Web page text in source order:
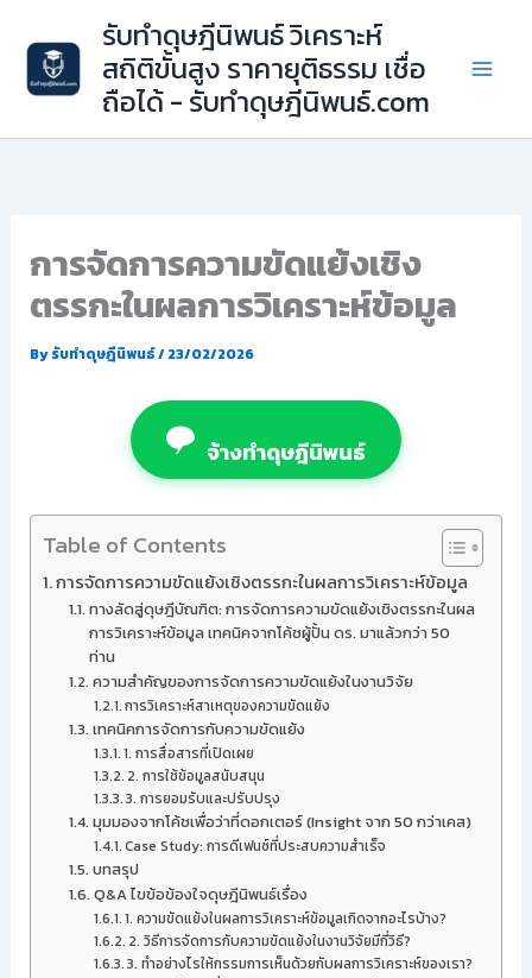
content
รับทำดุษฎีนิพนธ์ วิเคราะห์
สถิติขั้นสูง ราคายุติธรรม เชื่อ
ถือได้ - รับทำดุษฎีนิพนธ์.com
การจัดการความขัดแย้งเชิง
ตรรกะในผลการวิเคราะห์ข้อมูล
Byรับทำดุษฎีนิพนธ์/23/02/2026
จ้างทำดุษฎีนิพนธ์
Table of Contents
การจัดการความขัดแย้งเชิงตรรกะในผลการวิเคราะห์ข้อมูล
ทางลัดสู่ดุษฎีบัณฑิต: การจัดการความขัดแย้งเชิงตรรกะในผล
การวิเคราะห์ข้อมูล เทคนิคจากโค้ชผู้ปั้น ดร. มาแล้วกว่า 50
ท่าน
ความสำคัญของการจัดการความขัดแย้งในงานวิจัย
การวิเคราะห์สาเหตุของความขัดแย้ง
เทคนิคการจัดการกับความขัดแย้ง
1. การสื่อสารที่เปิดเผย
2. การใช้ข้อมูลสนับสนุน
3. การยอมรับและปรับปรุง
มุมมองจากโค้ชเพื่อว่าที่ดอกเตอร์ (Insight จาก 50 กว่าเคส)
Case Study: การดีเฟนซ์ที่ประสบความสำเร็จ
บทสรุป
Q&A ไขข้อข้องใจดุษฎีนิพนธ์เรื่อง
1. ความขัดแย้งในผลการวิเคราะห์ข้อมูลเกิดจากอะไรบ้าง?
2. วิธีการจัดการกับความขัดแย้งในงานวิจัยมีกี่วิธี?
3. ทำอย่างไรให้กรรมการเห็นด้วยกับผลการวิเคราะห์ของเรา?